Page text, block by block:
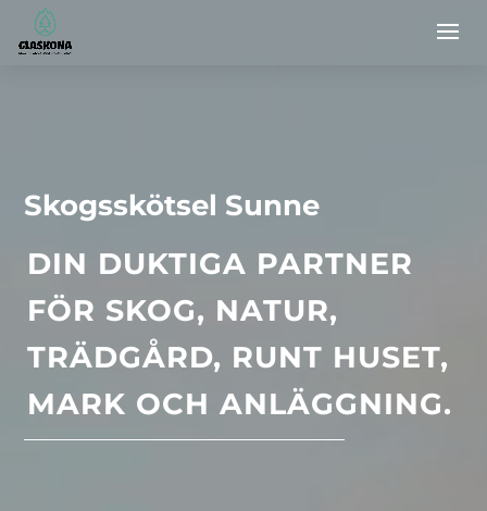
Skogsskötsel Sunne
DIN DUKTIGA PARTNER
FÖR SKOG, NATUR,
TRÄDGÅRD, RUNT HUSET,
MARK OCH ANLÄGGNING.